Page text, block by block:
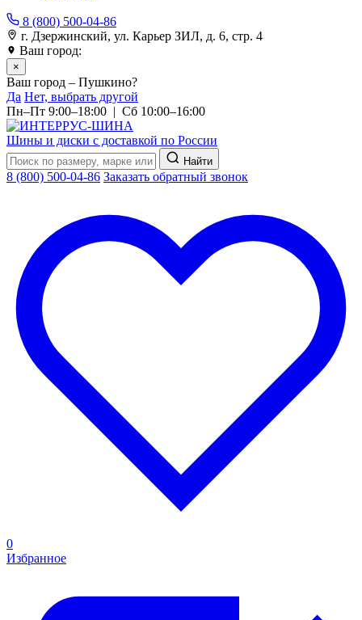
8 (800) 500-04-86
г. Дзержинский, ул. Карьер ЗИЛ, д. 6, стр. 4
Ваш город:
×
Ваш город – Пушкино?
Да Нет, выбрать другой
Пн–Пт 9:00–18:00 | Сб 10:00–16:00
Шины и диски с доставкой по России
Найти
8 (800) 500-04-86 Заказать обратный звонок
0
Избранное